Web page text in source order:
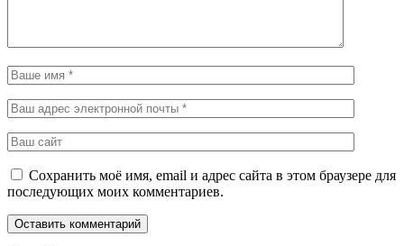
Сохранить моё имя, email и адрес сайта в этом браузере для
последующих моих комментариев.